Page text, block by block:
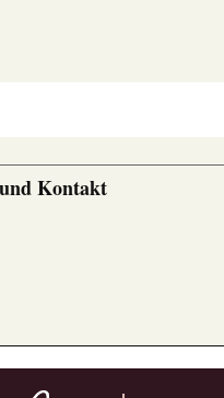
Kontakt